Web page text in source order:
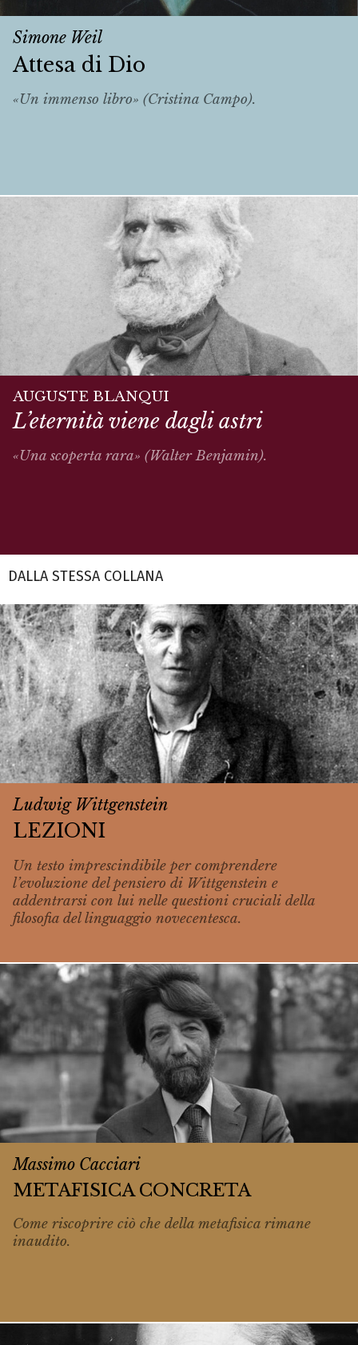
Simone Weil
Attesa di Dio
«Un immenso libro» (Cristina Campo).
AUGUSTE BLANQUI
L’eternità viene dagli astri
«Una scoperta rara» (Walter Benjamin).
DALLA STESSA COLLANA
Ludwig Wittgenstein
LEZIONI
Un testo imprescindibile per comprendere
l’evoluzione del pensiero di Wittgenstein e
addentrarsi con lui nelle questioni cruciali della
filosofia del linguaggio novecentesca.
Massimo Cacciari
METAFISICA CONCRETA
Come riscoprire ciò che della metafisica rimane
inaudito.